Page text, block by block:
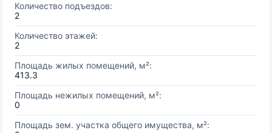
Количество подъездов:
2
Количество этажей:
2
Площадь жилых помещений, м²:
413.3
Площадь нежилых помещений, м²:
0
Площадь зем. участка общего имущества, м²: